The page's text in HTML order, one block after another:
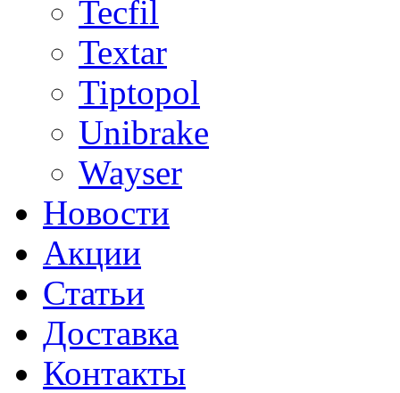
Tecfil
Textar
Tiptopol
Unibrake
Wayser
Новости
Акции
Статьи
Доставка
Контакты